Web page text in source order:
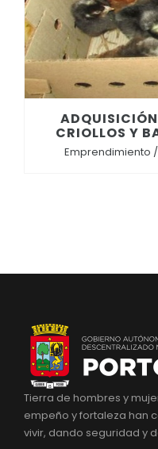
CRIOLLOS Y
Emprendimiento
Tierra de hombres y
empeño y fortaleza han
vivir, dando seguridad y